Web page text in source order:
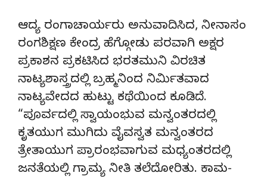
ಆದ್ಯ ರಂಗಾಚಾರ್ಯರು ಅನುವಾದಿಸಿದ, ನೀನಾಸಂ
ರಂಗಶಿಕ್ಷಣ ಕೇಂದ್ರ ಹೆಗ್ಗೋಡು ಪರವಾಗಿ ಅಕ್ಷರ
ಪ್ರಕಾಶನ ಪ್ರಕಟಿಸಿದ ಭರತಮುನಿ ವಿರಚಿತ
ನಾಟ್ಯಶಾಸ್ತ್ರದಲ್ಲಿ ಬ್ರಹ್ಮನಿಂದ ನಿರ್ಮಿತವಾದ
ನಾಟ್ಯವೇದದ ಹುಟ್ಟು ಕಥೆಯಿಂದ ಕೂಡಿದೆ.
“ಪೂರ್ವದಲ್ಲಿ ಸ್ವಾಯಂಭುವ ಮನ್ವಂತರದಲ್ಲಿ
ಕೃತಯುಗ ಮುಗಿದು ವೈವಸ್ವತ ಮನ್ವಂತರದ
ತ್ರೇತಾಯುಗ ಪ್ರಾರಂಭವಾಗುವ ಮಧ್ಯಂತರದಲ್ಲಿ
ಜನತೆಯಲ್ಲಿ ಗ್ರಾಮ್ಯ ನೀತಿ ತಲೆದೋರಿತು. ಕಾಮ-